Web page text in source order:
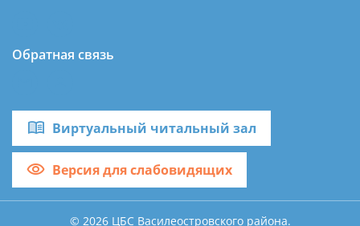
Обратная связь
Виртуальный читальный зал
Версия для слабовидящих
© 2026 ЦБС Василеостровского района.